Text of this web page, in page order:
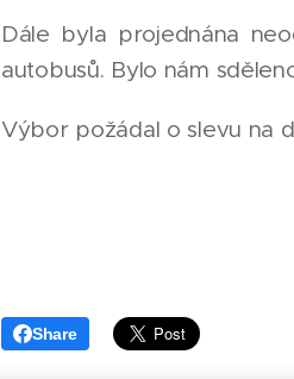
Dále byla projednána
autobusů. Bylo nám
Výbor požádal o slevu na
Share